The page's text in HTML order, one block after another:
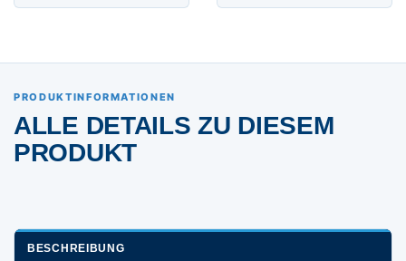
PRODUKTINFORMATIONEN
ALLE DETAILS ZU DIESEM
PRODUKT
BESCHREIBUNG